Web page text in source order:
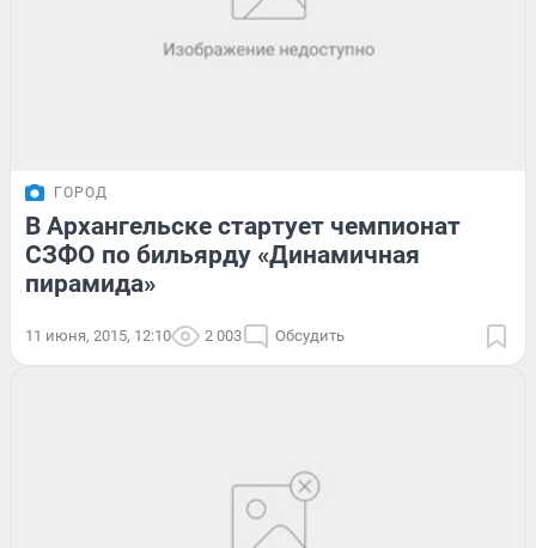
ГОРОД
В Архангельске стартует чемпионат
СЗФО по бильярду «Динамичная
пирамида»
11 июня, 2015, 12:10 2 003 Обсудить